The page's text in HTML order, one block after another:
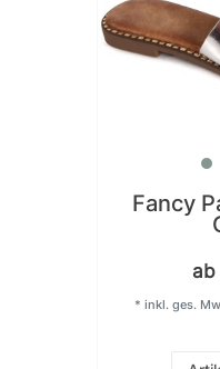
Fancy
ab
* inkl. ges.